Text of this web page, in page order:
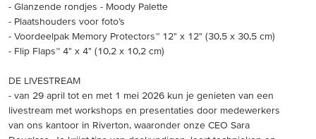
- Glanzende rondjes - Moody Palette
- Plaatshouders voor foto’s
- Voordeelpak Memory Protectors™ 12" x 12" (30,5 x 30,5 cm)
- Flip Flaps™ 4" x 4" (10,2 x 10,2 cm)
DE LIVESTREAM
- van 29 april tot en met 1 mei 2026 kun je genieten van een
livestream met workshops en presentaties door medewerkers
van ons kantoor in Riverton, waaronder onze CEO Sara